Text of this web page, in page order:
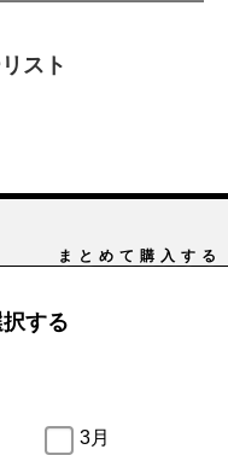
スト
まとめて購入する
する
3月